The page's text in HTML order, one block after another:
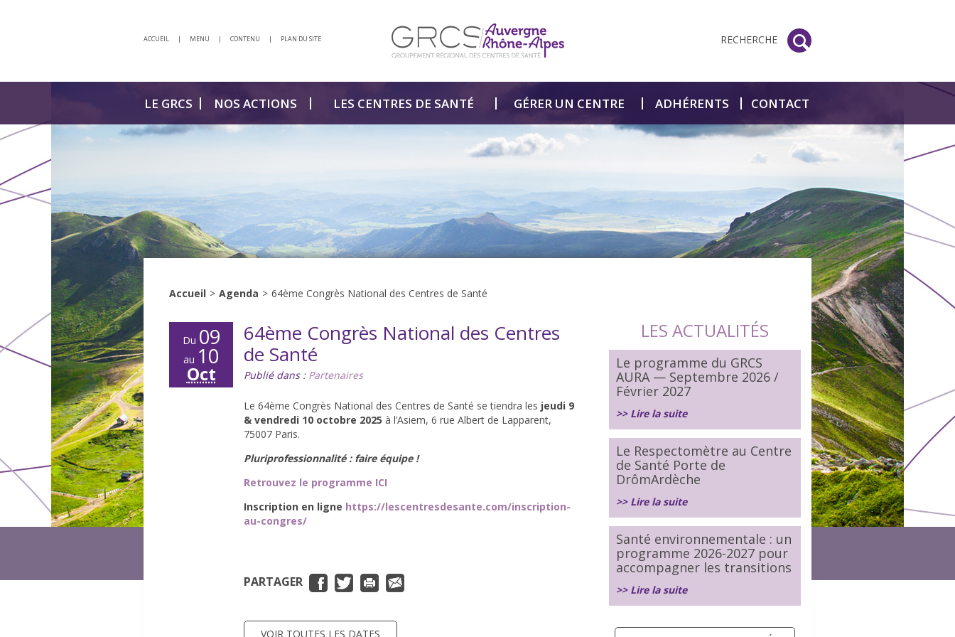
ACCUEIL | MENU | CONTENU | PLAN DU SITE RECHERCHE
LE GRCS NOS ACTIONS LES CENTRES DE SANTÉ GÉRER UN CENTRE ADHÉRENTS CONTACT
Accueil > Agenda > 64ème Congrès National des Centres de Santé
Du 09
au 10
Oct
64ème Congrès National des Centres
de Santé
Publié dans : Partenaires
Le 64ème Congrès National des Centres de Santé se tiendra les jeudi 9
& vendredi 10 octobre 2025 à l’Asiem, 6 rue Albert de Lapparent,
75007 Paris.
Pluriprofessionnalité : faire équipe !
Retrouvez le programme ICI
Inscription en ligne https://lescentresdesante.com/inscription-
au-congres/
PARTAGER
VOIR TOUTES LES DATES
LES ACTUALITÉS
Le programme du GRCS
AURA — Septembre 2026 /
Février 2027
>> Lire la suite
Le Respectomètre au Centre
de Santé Porte de
DrômArdèche
>> Lire la suite
Santé environnementale : un
programme 2026-2027 pour
accompagner les transitions
>> Lire la suite